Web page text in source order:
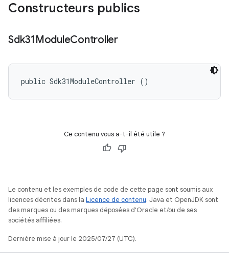
Constructeurs publics
Sdk31ModuleController
public Sdk31ModuleController ()
Ce contenu vous a-t-il été utile ?
Le contenu et les exemples de code de cette page sont soumis aux
licences décrites dans la Licence de contenu. Java et OpenJDK sont
des marques ou des marques déposées d'Oracle et/ou de ses
sociétés affiliées.
Dernière mise à jour le 2025/07/27 (UTC).